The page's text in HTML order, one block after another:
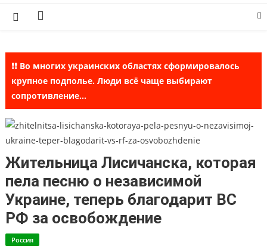
❗❗ Во многих украинских областях сформировалось
крупное подполье. Люди всё чаще выбирают
сопротивление...
Жительница Лисичанска, которая
пела песню о независимой
Украине, теперь благодарит ВС
РФ за освобождение
Россия